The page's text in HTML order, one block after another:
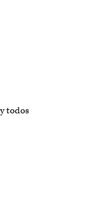
todos